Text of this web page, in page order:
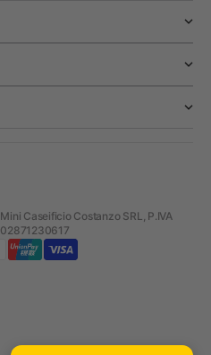
Mini Caseificio Costanzo SRL, P.IVA
02871230617